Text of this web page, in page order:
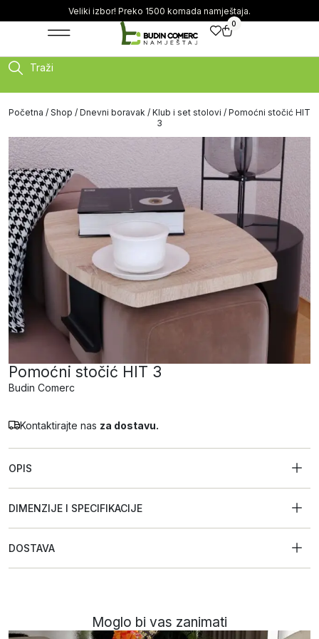
Veliki izbor! Preko 1500 komada namještaja.
0
Traži
Početna / Shop / Dnevni boravak / Klub i set stolovi / Pomoćni stočić HIT
3
Pomoćni stočić HIT 3
Budin Comerc
Kontaktirajte nas za dostavu.
OPIS
DIMENZIJE I SPECIFIKACIJE
DOSTAVA
Moglo bi vas zanimati